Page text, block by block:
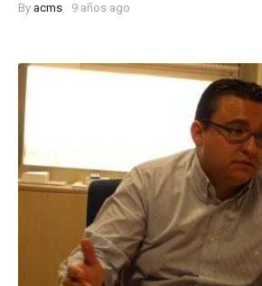
By acms 9 años ago